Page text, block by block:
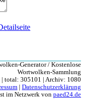
Generator / Kostenlose
Wortwolken-Sammlung
total: 305101 | Archiv: 1080
Datenschutzerklärung
im Netzwerk von paed24.de